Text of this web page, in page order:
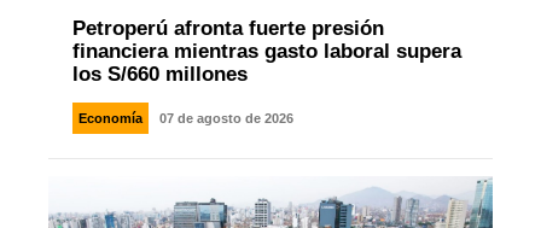
Petroperú afronta fuerte presión
financiera mientras gasto laboral supera
los S/660 millones
Economía 07 de agosto de 2026